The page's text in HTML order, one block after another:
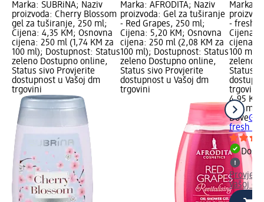
Marka: SUBRiNA; Naziv
proizvoda: Cherry Blossom
gel za tuširanje, 250 ml;
Cijena: 4,35 KM; Osnovna
cijena: 250 ml (1,74 KM za
100 ml); Dostupnost: Status
zeleno Dostupno online,
Status sivo Provjerite
dostupnost u Vašoj dm
trgovini
Marka: AFRODITA; Naziv
proizvoda: Gel za tuširanje
- Red Grapes, 250 ml;
Cijena: 5,20 KM; Osnovna
cijena: 250 ml (2,08 KM za
100 ml); Dostupnost: Status
zeleno Dostupno online,
Status sivo Provjerite
dostupnost u Vašoj dm
trgovini
Marka:
- fresh
Cijena:
cijena:
100 ml);
zeleno
Status
trgovini
4,95 KM
250 ml
Dove
fresh
Vašoj